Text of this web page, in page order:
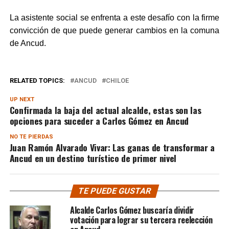
La asistente social se enfrenta a este desafío con la firme
convicción de que puede generar cambios en la comuna
de Ancud.
RELATED TOPICS: ANCUD CHILOE
UP NEXT
Confirmada la baja del actual alcalde, estas son las
opciones para suceder a Carlos Gómez en Ancud
NO TE PIERDAS
Juan Ramón Alvarado Vivar: Las ganas de transformar a
Ancud en un destino turístico de primer nivel
TE PUEDE GUSTAR
Alcalde Carlos Gómez buscaría dividir
votación para lograr su tercera reelección